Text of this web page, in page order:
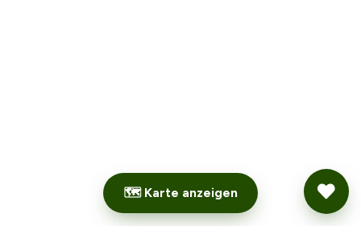
🗺 Karte anzeigen